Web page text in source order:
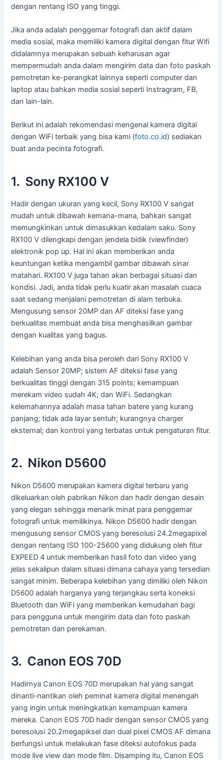
dengan rentang ISO yang tinggi.
Jika anda adalah penggemar fotografi dan aktif dalam
media sosial, maka memiliki kamera digital dengan fitur Wifi
didalamnya merupakan sebuah keharusan agar
mempermudah anda dalam mengirim data dan foto paskah
pemotretan ke-perangkat lainnya seperti computer dan
laptop atau bahkan media sosial seperti Instragram, FB,
dan lain-lain.
Berikut ini adalah rekomendasi mengenai kamera digital
dengan WiFi terbaik yang bisa kami (foto.co.id) sediakan
buat anda pecinta fotografi.
1. Sony RX100 V
Hadir dengan ukuran yang kecil, Sony RX100 V sangat
mudah untuk dibawah kemana-mana, bahkan sangat
memungkinkan untuk dimasukkan kedalam saku. Sony
RX100 V dilengkapi dengan jendela bidik (viewfinder)
elektronik pop up. Hal ini akan memberikan anda
keuntungan ketika mengambil gambar dibawah sinar
matahari. RX100 V juga tahan akan berbagai situasi dan
kondisi. Jadi, anda tidak perlu kuatir akan masalah cuaca
saat sedang menjalani pemotretan di alam terbuka.
Mengusung sensor 20MP dan AF diteksi fase yang
berkualitas membuat anda bisa menghasilkan gambar
dengan kualitas yang bagus.
Kelebihan yang anda bisa peroleh dari Sony RX100 V
adalah Sensor 20MP; sistem AF diteksi fase yang
berkualitas tinggi dengan 315 points; kemampuan
merekam video sudah 4K; dan WiFi. Sedangkan
kelemahannya adalah masa tahan batere yang kurang
panjang; tidak ada layar sentuh; kurangnya charger
eksternal; dan kontrol yang terbatas untuk pengaturan fitur.
2. Nikon D5600
Nikon D5600 merupakan kamera digital terbaru yang
dikeluarkan oleh pabrikan Nikon dan hadir dengan desain
yang elegan sehingga menarik minat para penggemar
fotografi untuk memilikinya. Nikon D5600 hadir dengan
mengusung sensor CMOS yang beresolusi 24.2megapixel
dengan rentang ISO 100-25600 yang didukung oleh fitur
EXPEED 4 untuk memberikan hasil foto dan video yang
jelas sekalipun dalam situasi dimana cahaya yang tersedian
sangat minim. Beberapa kelebihan yang dimiliki oleh Nikon
D5600 adalah harganya yang terjangkau serta koneksi
Bluetooth dan WiFi yang memberikan kemudahan bagi
para pengguna untuk mengirim data dan foto paskah
pemotretan dan perekaman.
3. Canon EOS 70D
Hadirnya Canon EOS 70D merupakan hal yang sangat
dinanti-nantikan oleh peminat kamera digital menengah
yang ingin untuk meningkatkan kemampuan kamera
mereka. Canon EOS 70D hadir dengan sensor CMOS yang
beresolusi 20.2megapiksel dan dual pixel CMOS AF dimana
berfungsi untuk melakukan fase diteksi autofokus pada
mode live view dan mode film. Disamping itu, Canon EOS